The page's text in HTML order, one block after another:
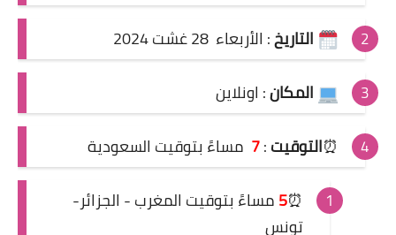
التاريخ: الأربعاء 28 غشت 2024
المكان: اونلاين
⏰التوقيت:
7 مساءً بتوقيت السعودية
⏰
5مساءً بتوقيت المغرب - الجزائر-
تونس